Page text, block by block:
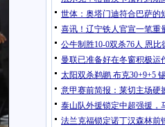
世体：奥塔门迪符合巴萨的
喜讯！辽宁铁人官宣一笔重
公牛制胜10-0双杀76人 恩比
曼联已准备好在冬窗积极运
太阳双杀鹈鹕 布克30+9+5
意甲赛前简报：莱切主场硬
泰山队外援锁定中超强援，
法兰克福锁定诺丁汉森林前